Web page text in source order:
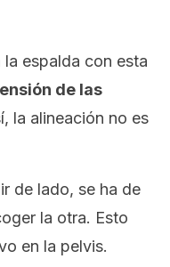
espalda con esta
de las
la alineación no es
de lado, se ha de
la otra. Esto
en la pelvis.